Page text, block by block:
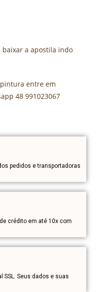
baixar a apostila indo
entre em
48 991023067
pedidos e transportadoras
crédito em até 10x com
SSL. Seus dados e suas